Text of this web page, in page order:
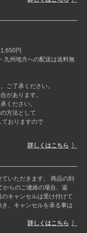
円
九州地方への配送は送料無
ご了承ください。
があります。
ください。
方法として
ておりますので
詳しくはこちら
いただきます。 商品の到
からのご連絡の場合、返
キャンセルは受け付けて
、キャンセルを承る事は
詳しくはこちら